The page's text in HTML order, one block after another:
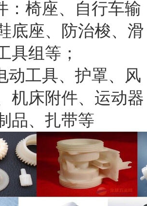
：椅座、自行车输
底座、防治梭、滑
具组等；
动工具、护罩、风
机床附件、运动器
品、扎带等